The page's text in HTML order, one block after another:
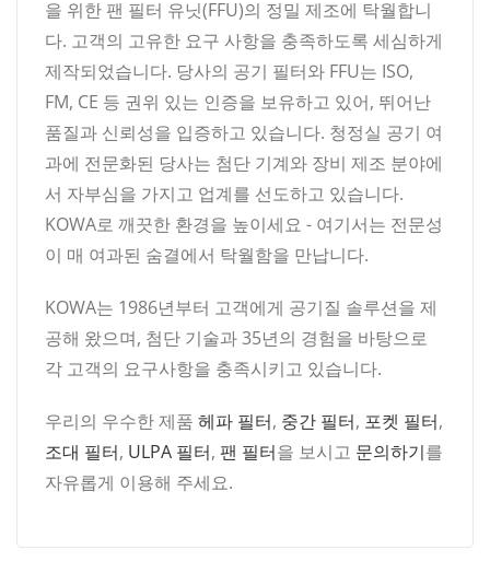
을 위한 팬 필터 유닛(FFU)의 정밀 제조에 탁월합니
다. 고객의 고유한 요구 사항을 충족하도록 세심하게
제작되었습니다. 당사의 공기 필터와 FFU는 ISO,
FM, CE 등 권위 있는 인증을 보유하고 있어, 뛰어난
품질과 신뢰성을 입증하고 있습니다. 청정실 공기 여
과에 전문화된 당사는 첨단 기계와 장비 제조 분야에
서 자부심을 가지고 업계를 선도하고 있습니다.
KOWA로 깨끗한 환경을 높이세요 - 여기서는 전문성
이 매 여과된 숨결에서 탁월함을 만납니다.
KOWA는 1986년부터 고객에게 공기질 솔루션을 제
공해 왔으며, 첨단 기술과 35년의 경험을 바탕으로
각 고객의 요구사항을 충족시키고 있습니다.
우리의 우수한 제품 헤파 필터, 중간 필터, 포켓 필터,
조대 필터, ULPA 필터, 팬 필터을 보시고 문의하기를
자유롭게 이용해 주세요.